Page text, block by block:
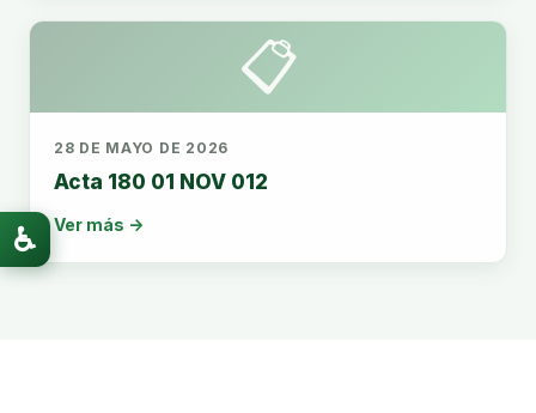
📋
28 DE MAYO DE 2026
Acta 180 01 NOV 012
Ver más →
♿